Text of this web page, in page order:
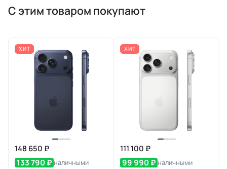
С этим товаром покупают
ХИТ
148 650 ₽
133 790 ₽ наличными
ХИТ
111 100 ₽
99 990 ₽ наличными